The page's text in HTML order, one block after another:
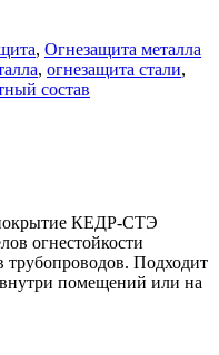
, Огнезащита металла
, огнезащита стали,
состав
КЕДР-СТЭ
огнестойкости
трубопроводов. Подходит
помещений или на